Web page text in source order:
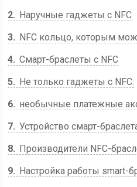
2
Наручные гаджеты с NFC
3
NFC кольцо, которым
4 Смарт-браслеты с NFC
5
Не только гаджеты с NFC:
6
необычные платежные
7 Устройство смарт-
8
Производители NFC-
9
Настройка работы smart-